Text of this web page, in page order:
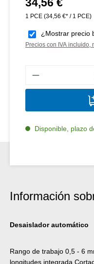
1 PCE (34,56 €* / 1 PCE)
¿Mostrar precio
Precios con IVA incluido,
Disponible, plazo
Información
Desaislador automático
Rango de trabajo 0,5 - 6
longitudes integrada